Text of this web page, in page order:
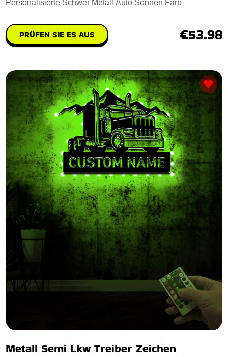
Personalisierte Schwer Metall Auto Sonnen Farb
PRÜFEN SIE ES AUS €53.98
Metall Semi Lkw Treiber Zeichen